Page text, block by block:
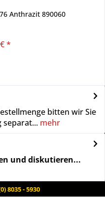
Anthrazit 890060
*
bitten wir Sie
separat... mehr
und diskutieren...
8035 - 5930